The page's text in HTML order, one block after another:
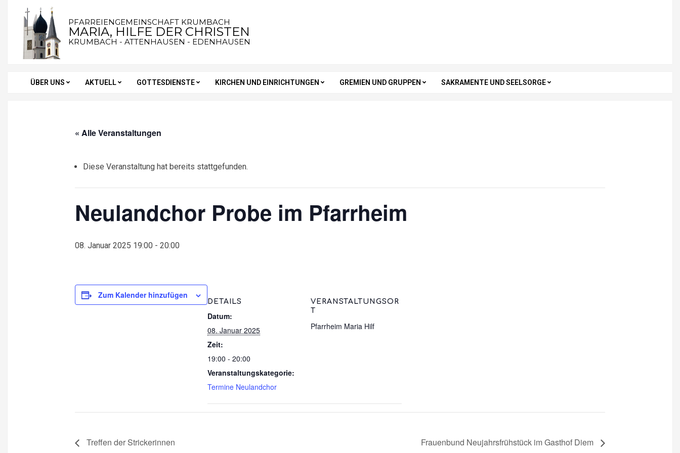
content
PFARREIENGEMEINSCHAFT KRUMBACH
MARIA, HILFE DER CHRISTEN
KRUMBACH - ATTENHAUSEN - EDENHAUSEN
Secondary
ÜBER UNS AKTUELL GOTTESDIENSTE KIRCHEN UND EINRICHTUNGEN GREMIEN UND GRUPPEN SAKRAMENTE UND SEELSORGE
« Alle Veranstaltungen
Diese Veranstaltung hat bereits stattgefunden.
Neulandchor Probe im Pfarrheim
08. Januar 2025 19:00 - 20:00
Zum Kalender hinzufügen
DETAILS
Datum:
08. Januar 2025
Zeit:
19:00 - 20:00
Veranstaltungskategorie:
Termine Neulandchor
VERANSTALTUNGSOR
T
Pfarrheim Maria Hilf
Treffen der Strickerinnen Frauenbund Neujahrsfrühstück im Gasthof Diem